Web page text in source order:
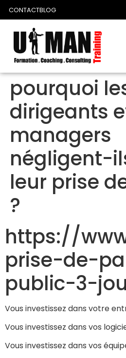
CONTACTBLOG
pourquoi
dirigeants
managers
négligent-
leur prise
?
https://
prise-de-
public-3-
Vous investissez dans votre
Vous investissez dans vos
Vous investissez dans vos